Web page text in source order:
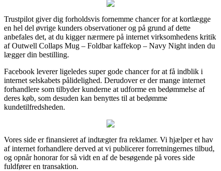
Trustpilot giver dig forholdsvis fornemme chancer for at kortlægge
en hel del øvrige kunders observationer og på grund af dette
anbefales det, at du kigger nærmere på internet virksomhedens kritik
af Outwell Collaps Mug – Foldbar kaffekop – Navy Night inden du
lægger din bestilling.
Facebook leverer ligeledes super gode chancer for at få indblik i
internet selskabets pålidelighed. Derudover er der mange internet
forhandlere som tilbyder kunderne at udforme en bedømmelse af
deres køb, som desuden kan benyttes til at bedømme
kundetilfredsheden.
Vores side er finansieret af indtægter fra reklamer. Vi hjælper et hav
af internet forhandlere derved at vi publicerer forretningernes tilbud,
og opnår honorar for så vidt en af de besøgende på vores side
fuldfører en transaktion.